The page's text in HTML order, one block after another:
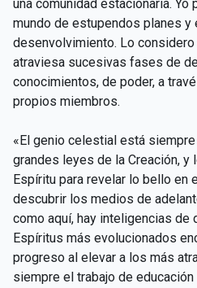
una comunidad estacionaria.
mundo de estupendos planes
desenvolvimiento. Lo
atraviesa sucesivas fases de
conocimientos, de poder, a
propios miembros.
«El genio celestial está
grandes leyes de la Creación,
Espíritu para revelar lo bello en
descubrir los medios de
como aquí, hay inteligencias de
Espíritus más evolucionados
progreso al elevar a los más
siempre el trabajo de